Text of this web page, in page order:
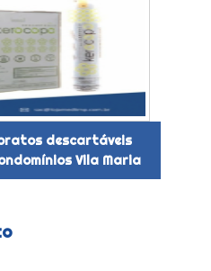
descartáveis
Vila Maria